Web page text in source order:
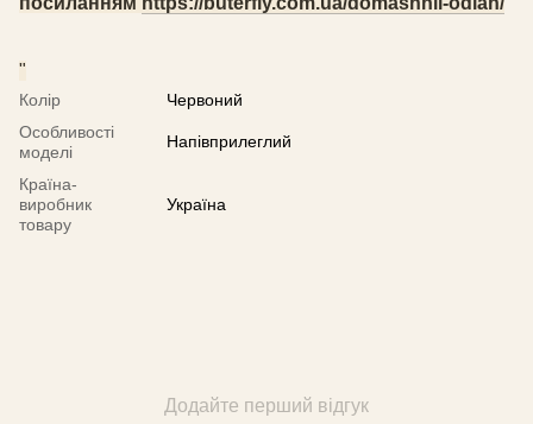
"
Колір
Червоний
Особливості
моделі
Напівприлеглий
Країна-
виробник
товару
Україна
Додайте перший відгук